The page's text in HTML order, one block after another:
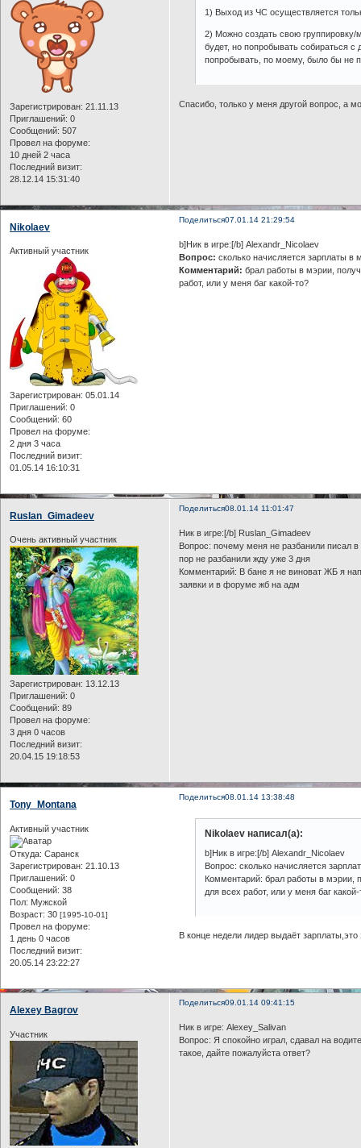
Зарегистрирован: 21.11.13
Приглашений: 0
Сообщений: 507
Провел на форуме:
10 дней 2 часа
Последний визит:
28.12.14 15:31:40
1) Выход из ЧС осуществляется
2) Можно создать свою
будет, но попробывать собираться
попробывать, по моему, было бы не
Спасибо, только у меня другой вопрос, а
Поделиться07.01.14 21:29:54
Nikolaev
Активный участник
Зарегистрирован: 05.01.14
Приглашений: 0
Сообщений: 60
Провел на форуме:
2 дня 3 часа
Последний визит:
01.05.14 16:10:31
b]Ник в игре:[/b] Alexandr_Nicolaev
Вопрос: сколько начисляется зарплаты в
Комментарий: брал работы в мэрии,
работ, или у меня баг какой-то?
Поделиться08.01.14 11:01:47
Ruslan_Gimadeev
Очень активный участник
Зарегистрирован: 13.12.13
Приглашений: 0
Сообщений: 89
Провел на форуме:
3 дня 0 часов
Последний визит:
20.04.15 19:18:53
Ник в игре:[/b] Ruslan_Gimadeev
Вопрос: почему меня не разбанили писал
пор не разбанили жду уже 3 дня
Комментарий: В бане я не виноват ЖБ я
заявки и в форуме жб на адм
Поделиться08.01.14 13:38:48
Tony_Montana
Активный участник
Откуда: Саранск
Зарегистрирован: 21.10.13
Приглашений: 0
Сообщений: 38
Пол: Мужской
Возраст: 30 [1995-10-01]
Провел на форуме:
1 день 0 часов
Последний визит:
20.05.14 23:22:27
Nikolaev написал(а):
b]Ник в игре:[/b] Alexandr_Nicolaev
Вопрос: сколько начисляется
Комментарий: брал работы в мэрии,
для всех работ, или у меня баг какой-
В конце недели лидер выдаёт
Поделиться09.01.14 09:41:15
Alexey Bagrov
Участник
Ник в игре: Alexey_Salivan
Вопрос: Я спокойно играл, сдавал на
такое, дайте пожалуйста ответ?